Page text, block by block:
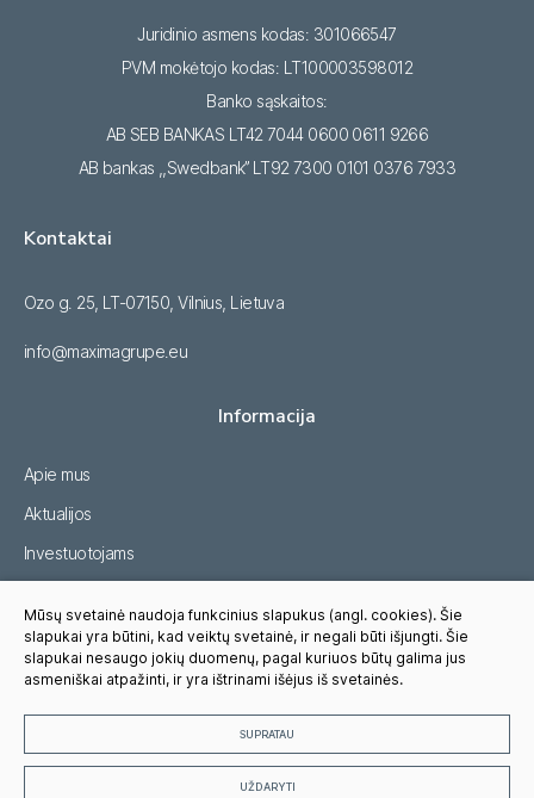
Juridinio asmens kodas: 301066547
PVM mokėtojo kodas: LT100003598012
Banko sąskaitos:
AB SEB BANKAS LT42 7044 0600 0611 9266
AB bankas ,,Swedbank’’ LT92 7300 0101 0376 7933
Kontaktai
Ozo g. 25, LT-07150, Vilnius, Lietuva
info@maximagrupe.eu
Informacija
Apie mus
Aktualijos
Investuotojams
Karjera
Pasitikėjimo linija
© 2023 Visos teisės saugomos, MAXIMA GRUPĖ, UAB
Mūsų svetainė naudoja funkcinius slapukus (angl. cookies). Šie
slapukai yra būtini, kad veiktų svetainė, ir negali būti išjungti. Šie
slapukai nesaugo jokių duomenų, pagal kuriuos būtų galima jus
asmeniškai atpažinti, ir yra ištrinami išėjus iš svetainės.
SUPRATAU
UŽDARYTI